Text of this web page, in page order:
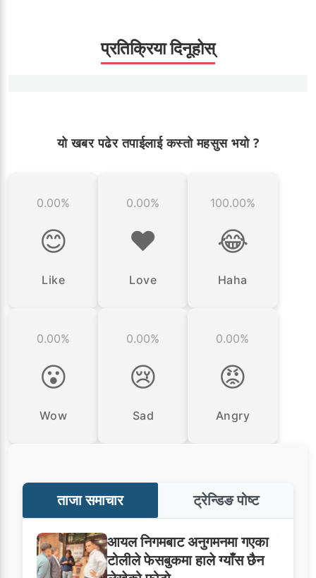
प्रतिक्रिया दिनूहोस्
यो खबर पढेर तपाईलाई कस्तो महसुस भयो ?
0.00%
😊
Like
0.00%
❤️
Love
100.00%
😂
Haha
0.00%
😮
Wow
0.00%
😢
Sad
0.00%
😡
Angry
ताजा समाचार ट्रेन्डिङ पोष्ट
आयल निगमबाट अनुगमनमा गएका
टोलीले फेसबुकमा हाले ग्याँस छैन